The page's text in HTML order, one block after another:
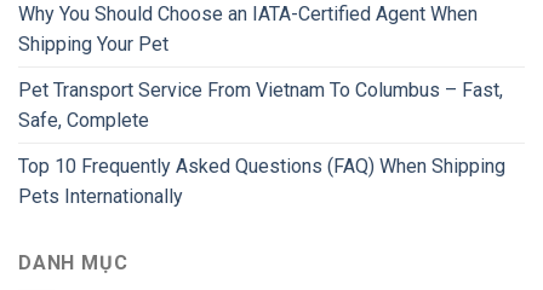
Why You Should Choose an IATA-Certified Agent When
Shipping Your Pet
Pet Transport Service From Vietnam To Columbus – Fast,
Safe, Complete
Top 10 Frequently Asked Questions (FAQ) When Shipping
Pets Internationally
DANH MỤC